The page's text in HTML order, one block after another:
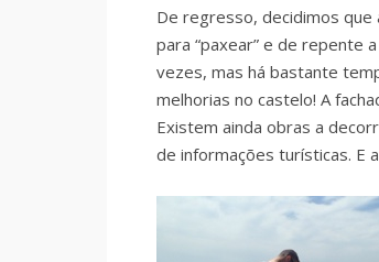
De regresso, decidimos que
para “paxear” e de repente
vezes, mas há bastante
melhorias no castelo! A
Existem ainda obras a
de informações turísticas. E